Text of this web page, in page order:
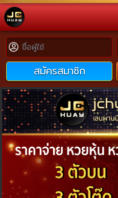
สมัครสมาชิก